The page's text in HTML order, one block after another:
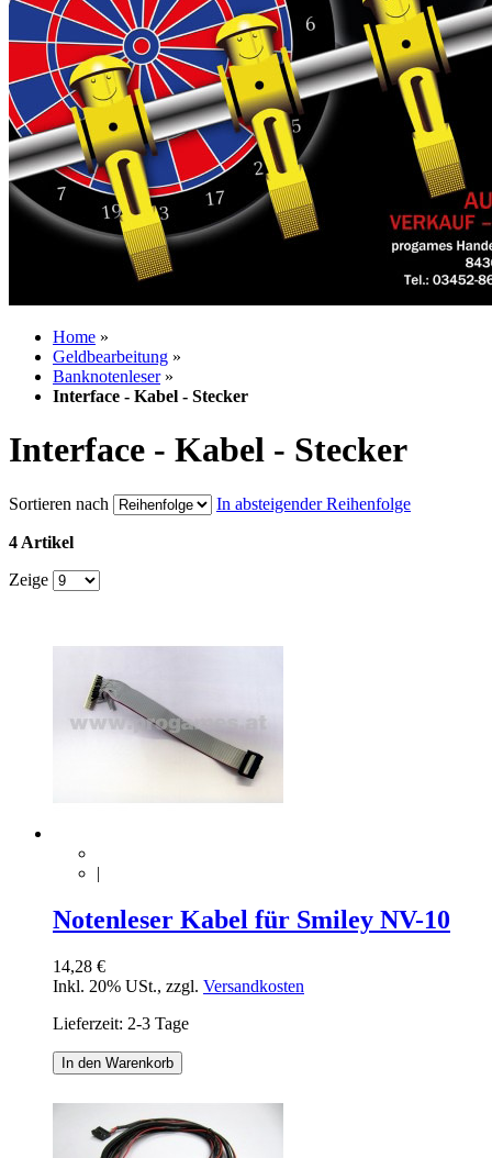
Home »
Geldbearbeitung »
Banknotenleser »
Interface - Kabel - Stecker
Interface - Kabel - Stecker
Sortieren nach In absteigender Reihenfolge
4 Artikel
Zeige
|
Notenleser Kabel für Smiley NV-10
14,28 €
Inkl. 20% USt., zzgl. Versandkosten
Lieferzeit: 2-3 Tage
In den Warenkorb